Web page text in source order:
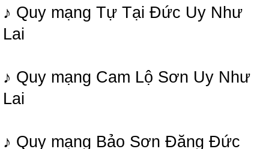
♪ Quy mạng Tự Tại Đức Uy Như
Lai
♪ Quy mạng Cam Lộ Sơn Uy Như
Lai
♪ Quy mạng Bảo Sơn Đăng Đức